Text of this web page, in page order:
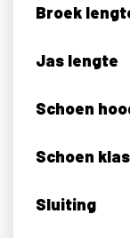
Broek
Jas lengte
Schoen
Schoen
Sluiting